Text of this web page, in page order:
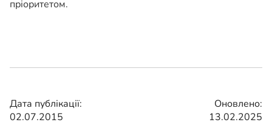
пріоритетом.
Дата публікації:
02.07.2015
Оновлено:
13.02.2025